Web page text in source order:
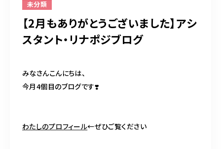
未分類
【2月もありがとうございました】アシ
スタント・リナポジブログ
みなさんこんにちは、
今月4個目のブログです❣️
わたしのプロフィール←ぜひご覧ください
STAFF〈anrio TIERRA〉